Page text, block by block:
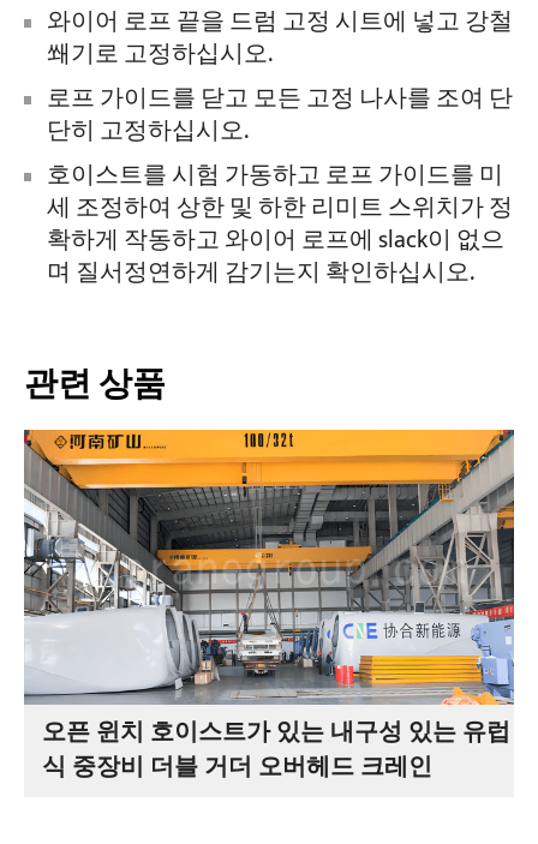
와이어 로프 끝을 드럼 고정 시트에 넣고 강철
쐐기로 고정하십시오.
로프 가이드를 닫고 모든 고정 나사를 조여 단
단히 고정하십시오.
호이스트를 시험 가동하고 로프 가이드를 미
세 조정하여 상한 및 하한 리미트 스위치가 정
확하게 작동하고 와이어 로프에 slack이 없으
며 질서정연하게 감기는지 확인하십시오.
관련 상품
오픈 윈치 호이스트가 있는 내구성 있는 유럽
식 중장비 더블 거더 오버헤드 크레인